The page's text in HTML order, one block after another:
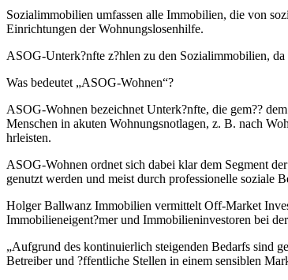
Sozialimmobilien umfassen alle Immobilien, die von
Einrichtungen der Wohnungslosenhilfe.
ASOG-Unterk?nfte z?hlen zu den Sozialimmobilien,
Was bedeutet „ASOG-Wohnen“?
ASOG-Wohnen bezeichnet Unterk?nfte, die gem??
Menschen in akuten Wohnungsnotlagen, z. B. nach
hrleisten.
ASOG-Wohnen ordnet sich dabei klar dem Segment
genutzt werden und meist durch professionelle soziale
Holger Ballwanz Immobilien vermittelt Off-Market
Immobilieneigent?mer und Immobilieninvestoren bei
„Aufgrund des kontinuierlich steigenden Bedarfs sind
Betreiber und ?ffentliche Stellen in einem sensiblen